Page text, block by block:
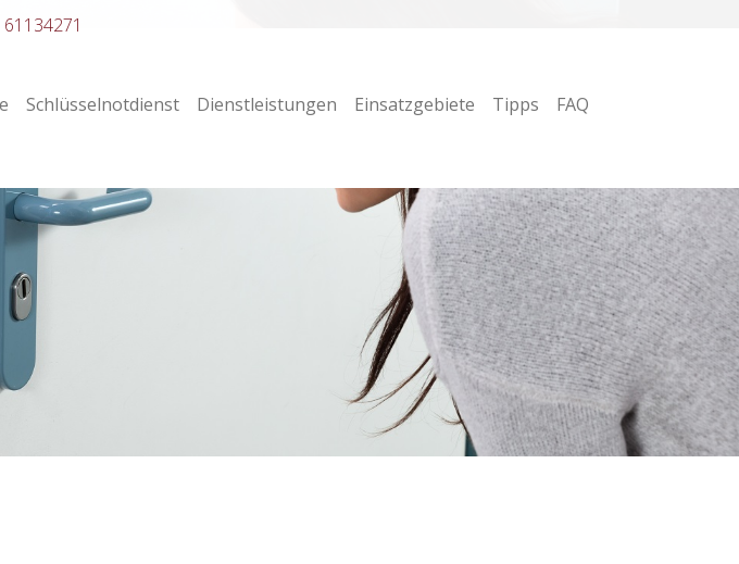
Schlüsselnotdienst Dienstleistungen Einsatzgebiete Tipps FAQ